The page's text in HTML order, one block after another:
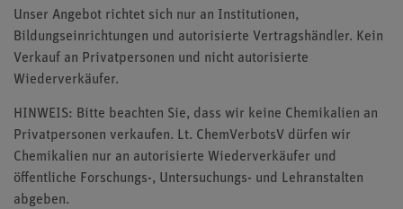
Unser Angebot richtet sich nur an Institutionen,
Bildungseinrichtungen und autorisierte Vertragshändler. Kein
Verkauf an Privatpersonen und nicht autorisierte
Wiederverkäufer.
HINWEIS: Bitte beachten Sie, dass wir keine Chemikalien an
Privatpersonen verkaufen. Lt. ChemVerbotsV dürfen wir
Chemikalien nur an autorisierte Wiederverkäufer und
öffentliche Forschungs-, Untersuchungs- und Lehranstalten
abgeben.